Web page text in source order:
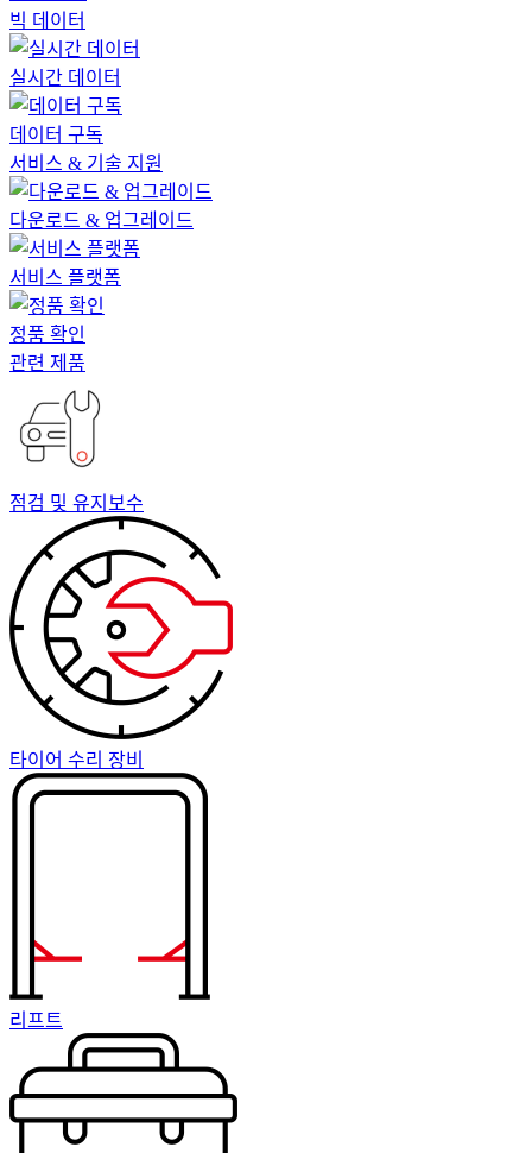
빅 데이터
실시간 데이터
데이터 구독
서비스 & 기술 지원
다운로드 & 업그레이드
서비스 플랫폼
정품 확인
관련 제품
점검 및 유지보수
타이어 수리 장비
리프트